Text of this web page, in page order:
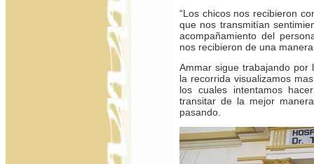
“Los chicos nos recibieron
que nos transmitían
acompañamiento del
nos recibieron de una
Ammar sigue trabajando por
la recorrida visualizamos
los cuales intentamos
transitar de la mejor
pasando.